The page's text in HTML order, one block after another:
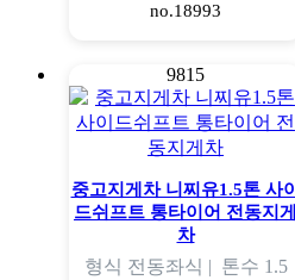
no.18993
9815
중고지게차 니찌유1.5톤 사이
드쉬프트 통타이어 전동지게
차
형식 전동좌식 | 톤수 1.5